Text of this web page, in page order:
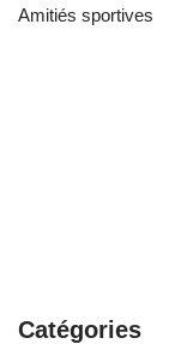
Amitiés sportives
Catégories